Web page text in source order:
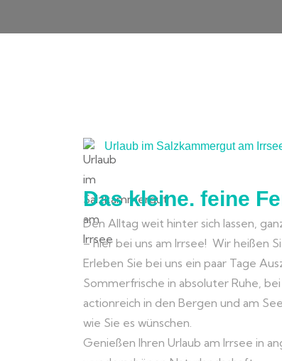
Urlaub im Salzkammergut am
Das kleine. feine
Den Alltag weit hinter sich lassen,
– hier bei uns am Irrsee! Wir heißen
Erleben Sie bei uns ein paar Tage
Sommerfrische in absoluter Ruhe,
actionreich in den Bergen und am
wie Sie es wünschen.
Genießen Ihren Urlaub am Irrsee in